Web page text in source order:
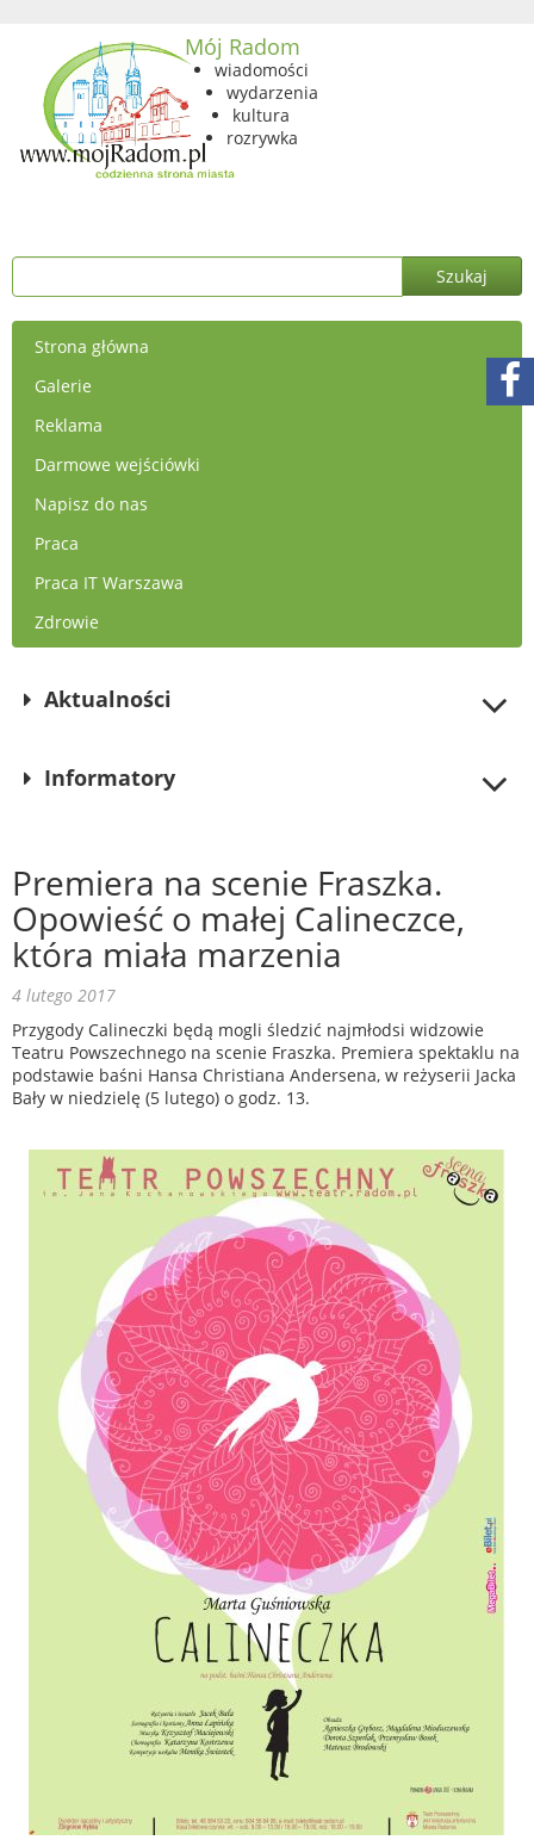
Mój Radom
wiadomości
wydarzenia
kultura
rozrywka
Strona główna
Galerie
Reklama
Darmowe wejściówki
Napisz do nas
Praca
Praca IT Warszawa
Zdrowie
Aktualności
Informatory
Premiera na scenie Fraszka.
Opowieść o małej Calineczce,
która miała marzenia
4 lutego 2017
Przygody Calineczki będą mogli śledzić najmłodsi widzowie
Teatru Powszechnego na scenie Fraszka. Premiera spektaklu na
podstawie baśni Hansa Christiana Andersena, w reżyserii Jacka
Bały w niedzielę (5 lutego) o godz. 13.